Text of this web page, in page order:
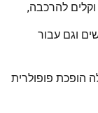
וקלים להרכבה,
וגם עבור
הופכת פופולרית